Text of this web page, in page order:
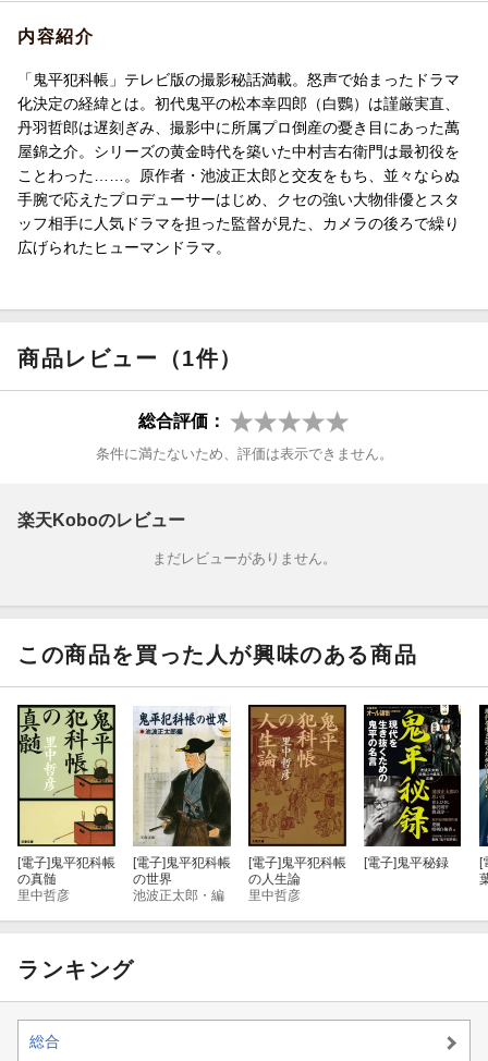
内容紹介
「鬼平犯科帳」テレビ版の撮影秘話満載。怒声で始まったドラマ
化決定の経緯とは。初代鬼平の松本幸四郎（白鸚）は謹厳実直、
丹羽哲郎は遅刻ぎみ、撮影中に所属プロ倒産の憂き目にあった萬
屋錦之介。シリーズの黄金時代を築いた中村吉右衛門は最初役を
ことわった……。原作者・池波正太郎と交友をもち、並々ならぬ
手腕で応えたプロデューサーはじめ、クセの強い大物俳優とスタ
ッフ相手に人気ドラマを担った監督が見た、カメラの後ろで繰り
広げられたヒューマンドラマ。
商品レビュー（1件）
総合評価：
条件に満たないため、評価は表示できません。
楽天Koboのレビュー
まだレビューがありません。
この商品を買った人が興味のある商品
[電子]鬼平犯科帳
の真髄
里中哲彦
[電子]鬼平犯科帳
の世界
池波正太郎・編
[電子]鬼平犯科帳
の人生論
里中哲彦
[電子]鬼平秘録
[
ランキング
総合